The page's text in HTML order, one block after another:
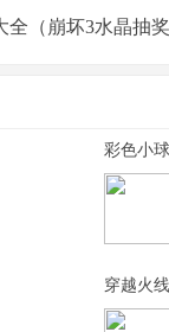
全（崩坏3水晶抽
彩色小球
穿越火